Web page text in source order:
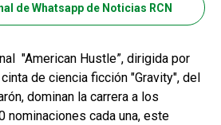
de Whatsapp de Noticias RCN
"American Hustle”, dirigida por
de ciencia ficción "Gravity", del
dominan la carrera a los
nominaciones cada una, este